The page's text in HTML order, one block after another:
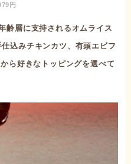
円
齢層に支持されるオムライス
込みチキンカツ、有頭エビフ
ら好きなトッピングを選べて